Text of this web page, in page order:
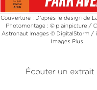
Couverture : D’après le design de
Photomontage : © plainpicture /
Astronaut Images © DigitalStorm /
Images Plus
Écouter un extrait